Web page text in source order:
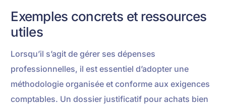
Exemples concrets et ressources
utiles
Lorsqu’il s’agit de gérer ses dépenses
professionnelles, il est essentiel d’adopter une
méthodologie organisée et conforme aux exigences
comptables. Un dossier justificatif pour achats bien